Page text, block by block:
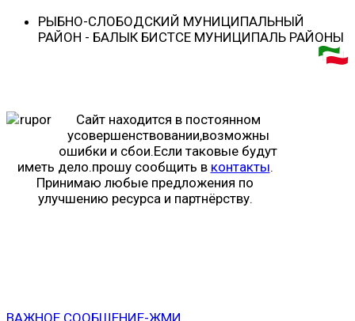
РЫБНО-CЛОБОДСКИЙ МУНИЦИПАЛЬНЫЙ
РАЙОН - БАЛЫК БИСТӘСЕ МУНИЦИПАЛЬ РАЙОНЫ
Сайт находится в постоянном
усовершенствовании,возможны
ошибки и сбои.Если таковые будут
иметь дело.прошу сообщить в контакты.
Принимаю любые предложения по
улучшению ресурса и партнёрству.
ВАЖНОЕ СООБЩЕНИЕ-ЖМИ